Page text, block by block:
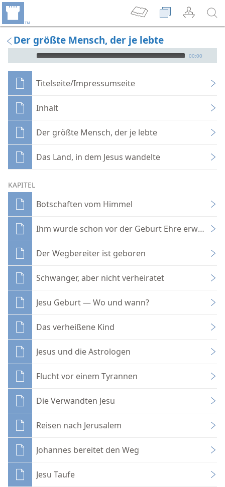
Der größte Mensch, der je lebte
Audio Player 00:00
Titelseite/Impressumseite
Inhalt
Der größte Mensch, der je lebte
Das Land, in dem Jesus wandelte
KAPITEL
Botschaften vom Himmel
Ihm wurde schon vor der Geburt Ehre erwiesen
Der Wegbereiter ist geboren
Schwanger, aber nicht verheiratet
Jesu Geburt — Wo und wann?
Das verheißene Kind
Jesus und die Astrologen
Flucht vor einem Tyrannen
Die Verwandten Jesu
Reisen nach Jerusalem
Johannes bereitet den Weg
Jesu Taufe